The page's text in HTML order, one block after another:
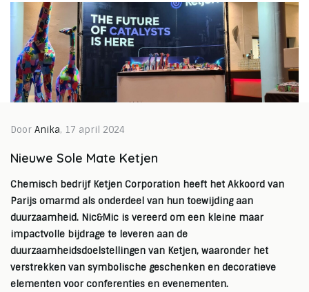
Door Anika, 17 april 2024
Nieuwe Sole Mate Ketjen
Chemisch bedrijf Ketjen Corporation heeft het Akkoord van
Parijs omarmd als onderdeel van hun toewijding aan
duurzaamheid. Nic&Mic is vereerd om een kleine maar
impactvolle bijdrage te leveren aan de
duurzaamheidsdoelstellingen van Ketjen, waaronder het
verstrekken van symbolische geschenken en decoratieve
elementen voor conferenties en evenementen.